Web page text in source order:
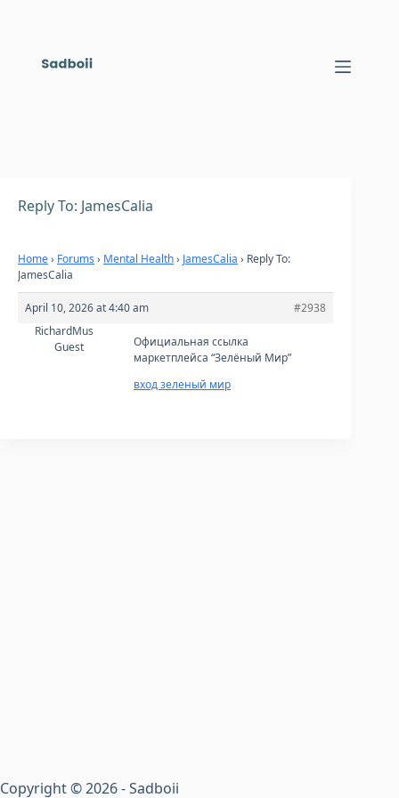
Reply To: JamesCalia
Home› Forums › Mental Health› JamesCalia › Reply To:
JamesCalia
April 10, 2026 at 4:40 am
#2938
RichardMus
Guest
Официальная ссылка
маркетплейса “Зелёный Мир”
вход зеленый мир
Copyright © 2026 - Sadboii